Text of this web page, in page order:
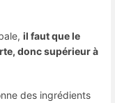
il faut que le
donc supérieur à
des ingrédients